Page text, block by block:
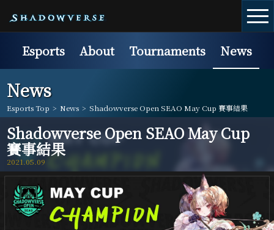
Esports About Tournaments News
News
Esports Top > News > Shadowverse Open SEAO May Cup 賽事結果
Shadowverse Open SEAO May Cup
賽事結果
2021.05.09